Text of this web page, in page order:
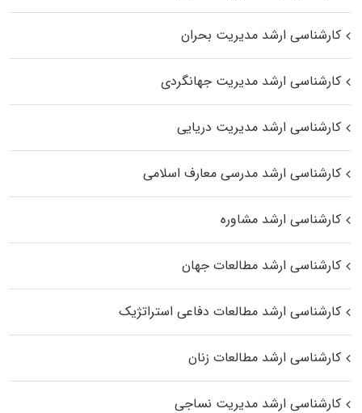
کارشناسی ارشد مدیریت بحران
کارشناسی ارشد مدیریت جهانگردی
کارشناسی ارشد مدیریت دریایی
کارشناسی ارشد مدرسی معارف اسلامی
کارشناسی ارشد مشاوره
کارشناسی ارشد مطالعات جهان
کارشناسی ارشد مطالعات دفاعی استراتژیک
کارشناسی ارشد مطالعات زنان
کارشناسی ارشد مدیریت نساجی